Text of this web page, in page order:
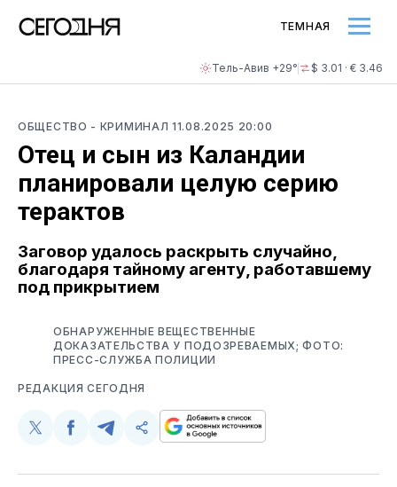
Тель-Авив +29° $ 3.01 · € 3.46
ТЕМНАЯ
ОБЩЕСТВО - КРИМИНАЛ11.08.2025 20:00
Отец и сын из Каландии
планировали целую серию
терактов
Заговор удалось раскрыть случайно,
благодаря тайному агенту, работавшему
под прикрытием
ОБНАРУЖЕННЫЕ ВЕЩЕСТВЕННЫЕ
ДОКАЗАТЕЛЬСТВА У ПОДОЗРЕВАЕМЫХ; ФОТО:
ПРЕСС-СЛУЖБА ПОЛИЦИИ
РЕДАКЦИЯ СЕГОДНЯ
Поделиться
Twitter
Поделиться
Facebook
Поделиться
Telegram
Скопируйте
поделитесь